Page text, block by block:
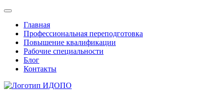
Главная
Профессиональная переподготовка
Повышение квалификации
Рабочие специальности
Блог
Контакты